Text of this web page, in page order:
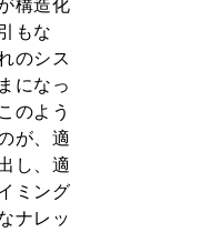
構造化
もな
のシス
になっ
のよう
が、適
し、適
ミング
ナレッ